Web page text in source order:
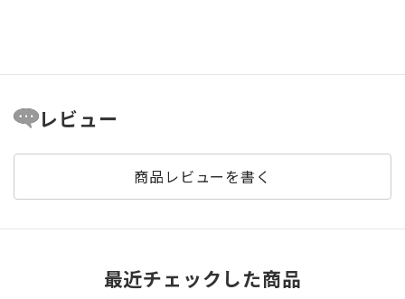
レビュー
商品レビューを書く
最近チェックした商品